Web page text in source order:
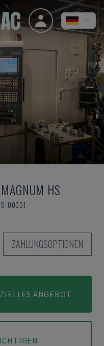
HS
00001
ZAHLUNGSOPTIONEN
ANGEBOT